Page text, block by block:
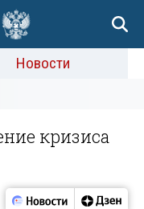
Новости
кризиса